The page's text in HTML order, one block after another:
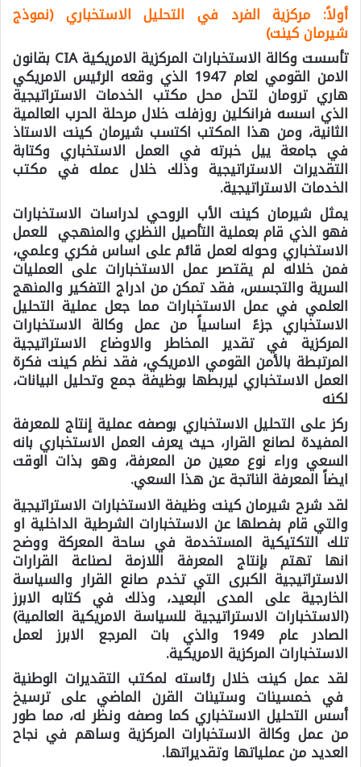
أولاً: مركزية الفرد في التحليل الاستخباري (نموذج
شيرمان كينت)
تأسست وكالة الاستخبارات المركزية الامريكية CIA بقانون
الامن القومي لعام 1947 الذي وقعه الرئيس الامريكي
هاري ترومان لتحل محل مكتب الخدمات الاستراتيجية
الذي اسسه فرانكلين روزفلت خلال مرحلة الحرب العالمية
الثانية، ومن هذا المكتب اكتسب شيرمان كينت الاستاذ
في جامعة ييل خبرته في العمل الاستخباري وكتابة
التقديرات الاستراتيجية وذلك خلال عمله في مكتب
الخدمات الاستراتيجية.
يمثل شيرمان كينت الأب الروحي لدراسات الاستخبارات
فهو الذي قام بعملية التأصيل النظري والمنهجي للعمل
الاستخباري وحوله لعمل قائم على اساس فكري وعلمي،
فمن خلاله لم يقتصر عمل الاستخبارات على العمليات
السرية والتجسس، فقد تمكن من ادراج التفكير والمنهج
العلمي في عمل الاستخبارات مما جعل عملية التحليل
الاستخباري جزءً اساسياً من عمل وكالة الاستخبارات
المركزية في تقدير المخاطر والاوضاع الاستراتيجية
المرتبطة بالأمن القومي الامريكي، فقد نظم كينت فكرة
العمل الاستخباري ليربطها بوظيفة جمع وتحليل البيانات،
لكنه
ركز على التحليل الاستخباري بوصفه عملية إنتاج للمعرفة
المفيدة لصانع القرار، حيث يعرف العمل الاستخباري بانه
السعي وراء نوع معين من المعرفة، وهو بذات الوقت
ايضاً المعرفة الناتجة عن هذا السعي.
لقد شرح شيرمان كينت وظيفة الاستخبارات الاستراتيجية
والتي قام بفصلها عن الاستخبارات الشرطية الداخلية او
تلك التكتيكية المستخدمة في ساحة المعركة ووضح
انها تهتم بإنتاج المعرفة اللازمة لصناعة القرارات
الاستراتيجية الكبرى التي تخدم صانع القرار والسياسة
الخارجية على المدى البعيد، وذلك في كتابه الابرز
(الاستخبارات الاستراتيجية للسياسة الامريكية العالمية)
الصادر عام 1949 والذي بات المرجع الابرز لعمل
الاستخبارات المركزية الامريكية.
لقد عمل كينت خلال رئاسته لمكتب التقديرات الوطنية
في خمسينات وستينات القرن الماضي على ترسيخ
أسس التحليل الاستخباري كما وصفه ونظر له، مما طور
من عمل وكالة الاستخبارات المركزية وساهم في نجاح
العديد من عملياتها وتقديراتها.